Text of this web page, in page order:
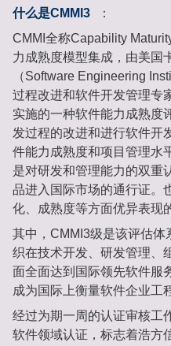
什么是CMMI3
：
CMMI全称Capability
力成熟度模型集成，由美国
（Software Engineering
过程改进和软件开发管理专
实施的一种软件能力成熟度
发过程的改进和进行软件开
件能力成熟度和项目管理水
是对研发和管理能力的双重
品进入国际市场的通行证。
化、成熟度等方面优异表现
其中，CMMI3级是该评估体
织在技术开发、研发管理、
面全面达到国际领先软件服
成为国际上衡量软件企业工
经过为期一周的认证审核工
软件领域认证，标志着浩方